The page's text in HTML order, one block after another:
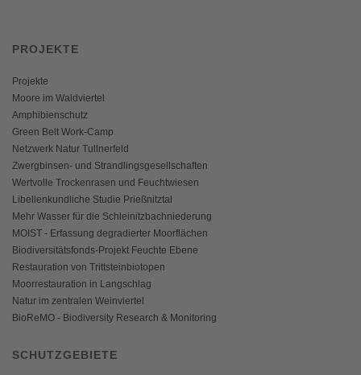
PROJEKTE
Projekte
Moore im Waldviertel
Amphibienschutz
Green Belt Work-Camp
Netzwerk Natur Tullnerfeld
Zwergbinsen- und Strandlingsgesellschaften
Wertvolle Trockenrasen und Feuchtwiesen
Libellenkundliche Studie Prießnitztal
Mehr Wasser für die Schleinitzbachniederung
MOIST - Erfassung degradierter Moorflächen
Biodiversitätsfonds-Projekt Feuchte Ebene
Restauration von Trittsteinbiotopen
Moorrestauration in Langschlag
Natur im zentralen Weinviertel
BioReMO - Biodiversity Research & Monitoring
SCHUTZGEBIETE